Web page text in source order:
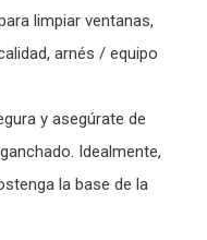
limpiar ventanas,
arnés / equipo
y asegúrate de
Idealmente,
la base de la